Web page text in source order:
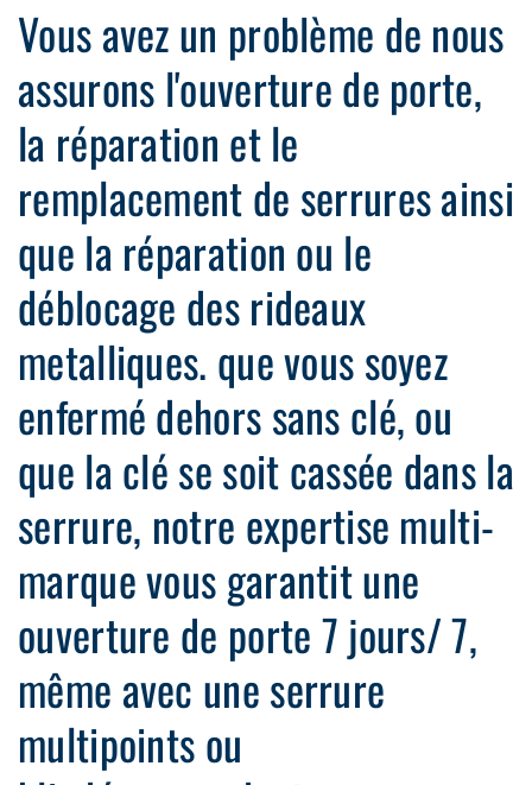
Vous avez un problème de nous
assurons l'ouverture de porte,
la réparation et le
remplacement de serrures ainsi
que la réparation ou le
déblocage des rideaux
metalliques. que vous soyez
enfermé dehors sans clé, ou
que la clé se soit cassée dans la
serrure, notre expertise multi-
marque vous garantit une
ouverture de porte 7 jours/ 7,
même avec une serrure
multipoints ou